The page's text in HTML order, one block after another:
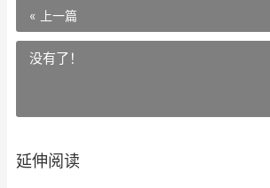
« 上一篇
没有了！
延伸阅读